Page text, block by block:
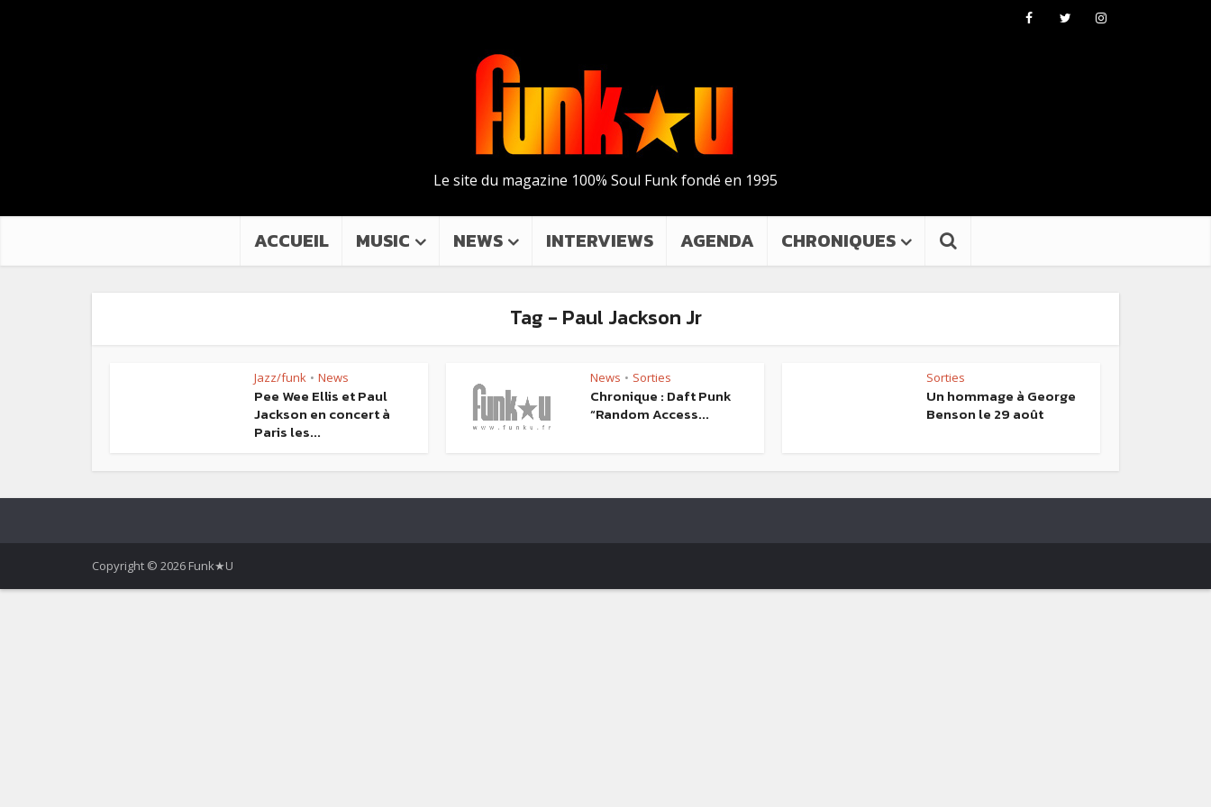
Le site du magazine 100% Soul Funk fondé en 1995
ACCUEIL MUSIC NEWS INTERVIEWS AGENDA CHRONIQUES
Tag - Paul Jackson Jr
Jazz/funk • News
Pee Wee Ellis et Paul
Jackson en concert à
Paris les...
News • Sorties
Chronique : Daft Punk
“Random Access...
Sorties
Un hommage à George
Benson le 29 août
Copyright © 2026 Funk★U